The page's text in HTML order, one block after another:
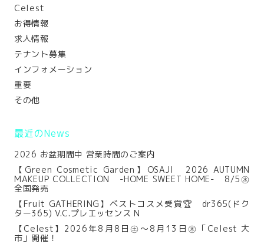
Celest
お得情報
求人情報
テナント募集
インフォメーション
重要
その他
最近のNews
2026 お盆期間中 営業時間のご案内
【Green Cosmetic Garden】OSAJI 2026 AUTUMN
MAKEUP COLLECTION -HOME SWEET HOME- 8/5㊌
全国発売
【Fruit GATHERING】ベストコスメ受賞🏆 dr365(ドク
ター365) V.C.プレエッセンス N
【Celest】2026年8月8日㊏～8月13日㊍「Celest 大
市」開催！